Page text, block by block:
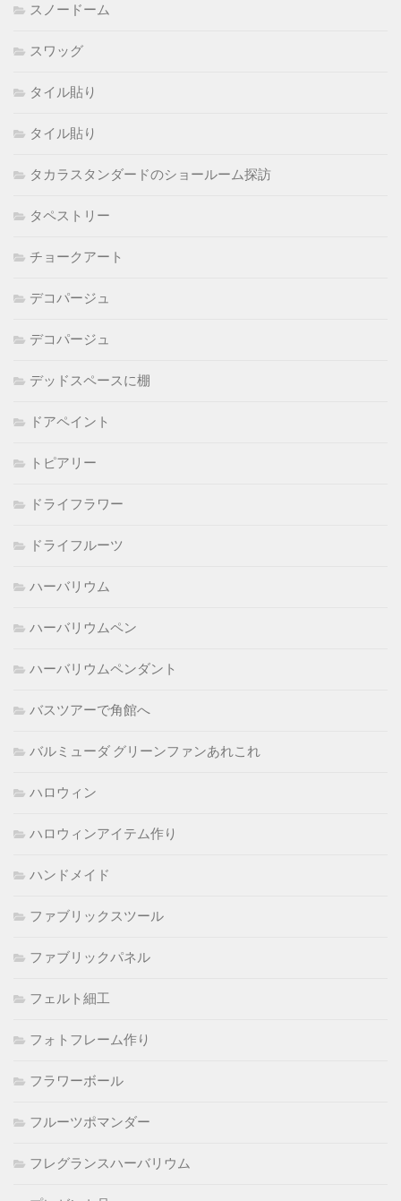
スノードーム
スワッグ
タイル貼り
タイル貼り
タカラスタンダードのショールーム探訪
タペストリー
チョークアート
デコパージュ
デコパージュ
デッドスペースに棚
ドアペイント
トピアリー
ドライフラワー
ドライフルーツ
ハーバリウム
ハーバリウムペン
ハーバリウムペンダント
バスツアーで角館へ
バルミューダ グリーンファンあれこれ
ハロウィン
ハロウィンアイテム作り
ハンドメイド
ファブリックスツール
ファブリックパネル
フェルト細工
フォトフレーム作り
フラワーボール
フルーツポマンダー
フレグランスハーバリウム